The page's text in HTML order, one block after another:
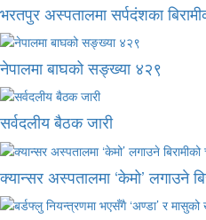
भरतपुर अस्पतालमा सर्पदंशका
नेपालमा बाघको सङ्ख्या ४२९
सर्वदलीय बैठक जारी
क्यान्सर अस्पतालमा ‘केमो’ लगाउने